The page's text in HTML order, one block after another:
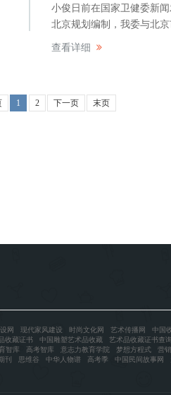
小俊日前在国家卫健委新
北京规划编制，我委与北
查看详细
1 2 下一页 末页
网 现代家风建设 时尚文化网 艺术传播网 中国
收藏证书 中国雕塑艺术品收藏 艺术品收藏证书查询
智库 高考智库 意志力教育学院 梦想方程式 营
刊 思维谷 中华人物谱 高考季 中国民间故事网